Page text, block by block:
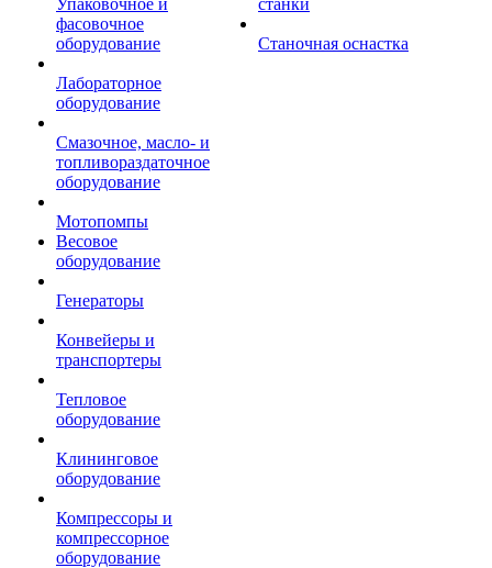
Упаковочное и
фасовочное
оборудование
Лабораторное
оборудование
Смазочное, масло- и
топливораздаточное
оборудование
Мотопомпы
Весовое
оборудование
Генераторы
Конвейеры и
транспортеры
Тепловое
оборудование
Клининговое
оборудование
Компрессоры и
компрессорное
оборудование
станки
Станочная оснастка